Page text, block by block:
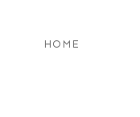
HOME